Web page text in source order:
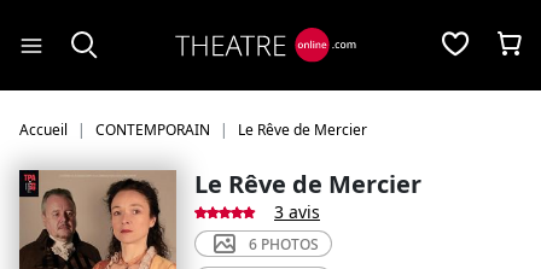
Accueil CONTEMPORAIN Le Rêve de Mercier
Le Rêve de Mercier
3 avis
6 PHOTOS